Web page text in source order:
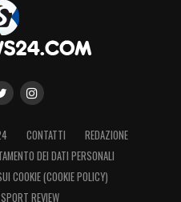
CONTATTI
REDAZIONE
DEI DATI PERSONALI
COOKIE (COOKIE POLICY)
REVIEW